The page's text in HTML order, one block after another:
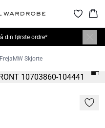
din første ordre*
FrejaMW Skjorte